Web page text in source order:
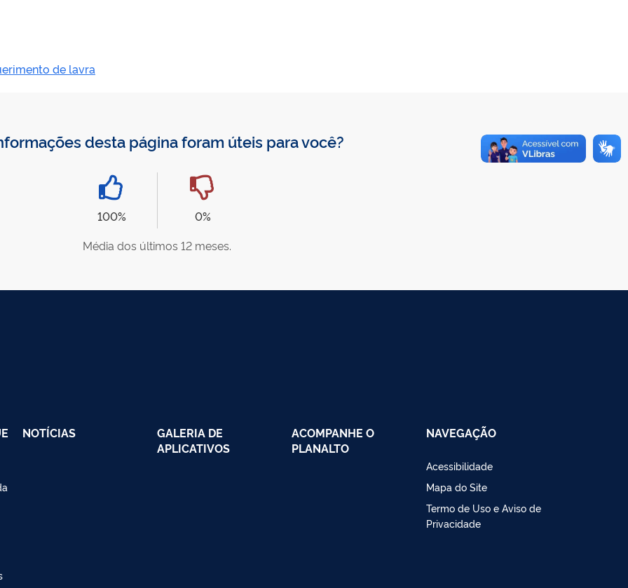
de lavra
desta página foram úteis para você?
100%
0%
Média dos últimos 12 meses.
NOTÍCIAS
GALERIA DE
APLICATIVOS
ACOMPANHE O
PLANALTO
NAVEGAÇÃO
Acessibilidade
Mapa do Site
Termo de Uso e Aviso de
Privacidade